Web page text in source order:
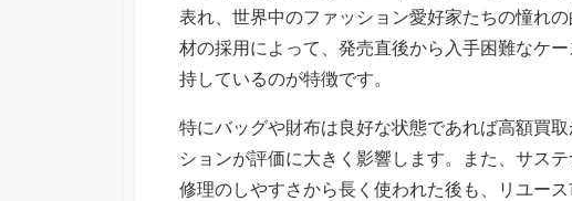
表れ、世界中のファッション愛好家たちの憧れ
材の採用によって、発売直後から入手困難なケ
持しているのが特徴です。
特にバッグや財布は良好な状態であれば高額買
ションが評価に大きく影響します。また、サス
修理のしやすさから長く使われた後も、リユー